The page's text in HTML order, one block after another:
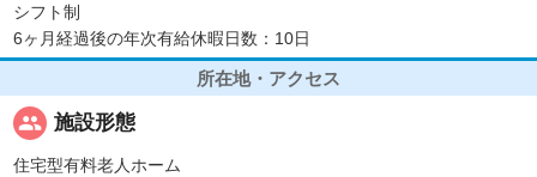
シフト制
6ヶ月経過後の年次有給休暇日数：10日
所在地・アクセス
people 施設形態
住宅型有料老人ホーム